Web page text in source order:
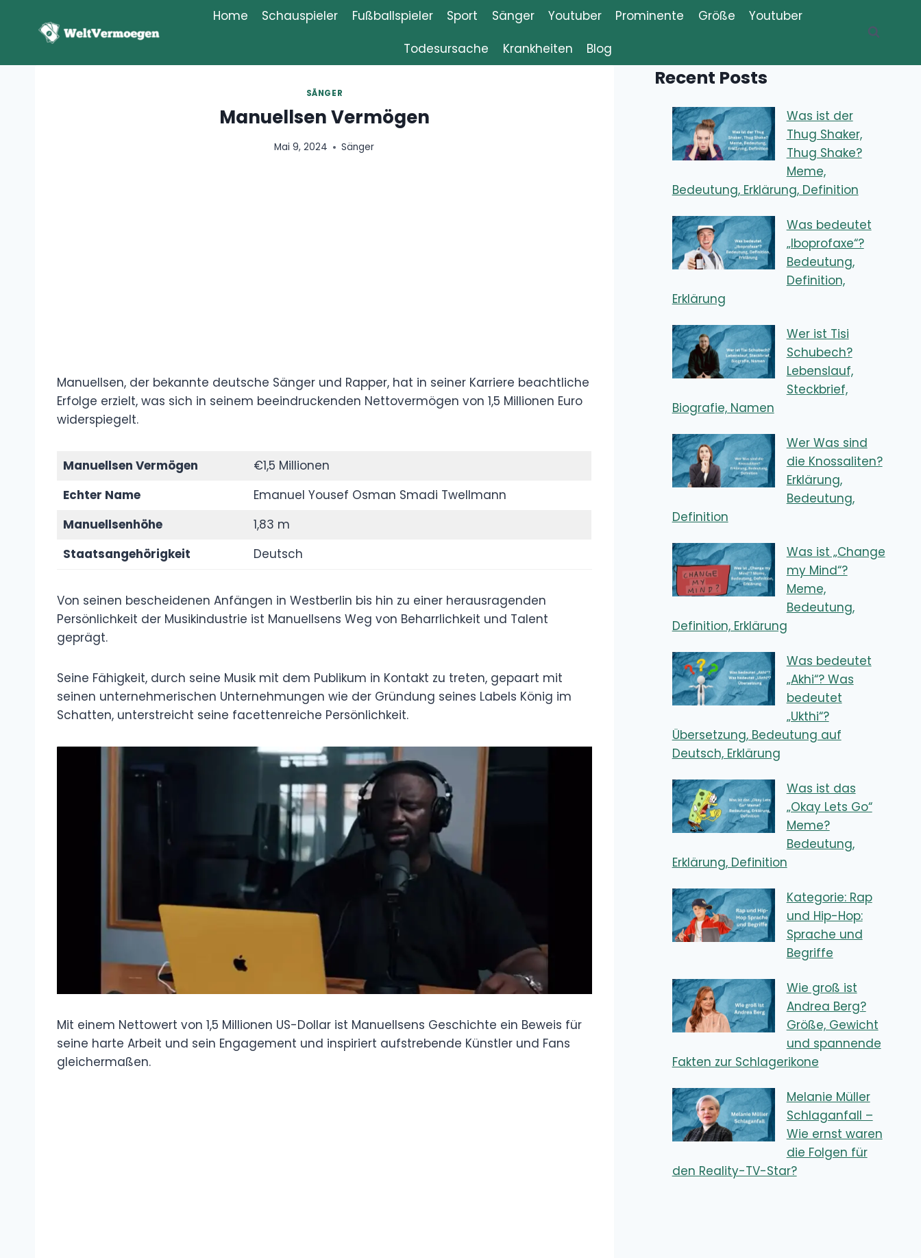
springen
Home Schauspieler Fußballspieler Sport Sänger Youtuber Prominente Größe
Youtuber
Todesursache
Krankheiten Blog
SÄNGER
Manuellsen Vermögen
Mai 9, 2024 Sänger
Manuellsen, der bekannte deutsche Sänger und Rapper, hat in seiner Karriere beachtliche
Erfolge erzielt, was sich in seinem beeindruckenden Nettovermögen von 1,5 Millionen Euro
widerspiegelt.
Manuellsen Vermögen
€1,5 Millionen
Echter Name
Emanuel Yousef Osman Smadi Twellmann
Manuellsenhöhe
1,83 m
Staatsangehörigkeit
Deutsch
Von seinen bescheidenen Anfängen in Westberlin bis hin zu einer herausragenden
Persönlichkeit der Musikindustrie ist Manuellsens Weg von Beharrlichkeit und Talent
geprägt.
Seine Fähigkeit, durch seine Musik mit dem Publikum in Kontakt zu treten, gepaart mit
seinen unternehmerischen Unternehmungen wie der Gründung seines Labels König im
Schatten, unterstreicht seine facettenreiche Persönlichkeit.
Mit einem Nettowert von 1,5 Millionen US-Dollar ist Manuellsens Geschichte ein Beweis für
seine harte Arbeit und sein Engagement und inspiriert aufstrebende Künstler und Fans
gleichermaßen.
Recent Posts
Was ist der
Thug Shaker,
Thug Shake?
Meme,
Bedeutung, Erklärung, Definition
Was bedeutet
„Iboprofaxe“?
Bedeutung,
Definition,
Erklärung
Wer ist Tisi
Schubech?
Lebenslauf,
Steckbrief,
Biografie, Namen
Wer Was sind
die Knossaliten?
Erklärung,
Bedeutung,
Definition
Was ist „Change
my Mind“?
Meme,
Bedeutung,
Definition, Erklärung
Was bedeutet
„Akhi“? Was
bedeutet
„Ukthi“?
Übersetzung, Bedeutung auf
Deutsch, Erklärung
Was ist das
„Okay Lets Go“
Meme?
Bedeutung,
Erklärung, Definition
Kategorie: Rap
und Hip-Hop:
Sprache und
Begriffe
Wie groß ist
Andrea Berg?
Größe, Gewicht
und spannende
Fakten zur Schlagerikone
Melanie Müller
Schlaganfall –
Wie ernst waren
die Folgen für
den Reality-TV-Star?